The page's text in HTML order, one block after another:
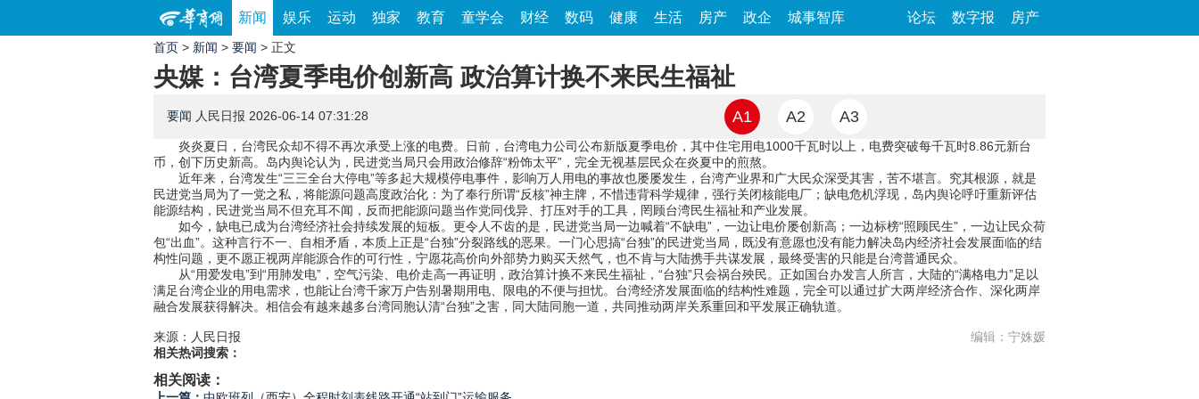
新闻 娱乐 运动 独家 教育 童学会 财经 数码 健康 生活 房产 政企 城事智库 论坛 数字报 房产
首页 > 新闻 > 要闻 > 正文
央媒：台湾夏季电价创新高 政治算计换不来民生福祉
要闻 人民日报 2026-06-14 07:31:28 A1 A2 A3
炎炎夏日，台湾民众却不得不再次承受上涨的电费。日前，台湾电力公司公布新版夏季电价，其中住宅用电1000千瓦时以上，电费突破每千瓦时8.86元新台
币，创下历史新高。岛内舆论认为，民进党当局只会用政治修辞“粉饰太平”，完全无视基层民众在炎夏中的煎熬。
近年来，台湾发生“三三全台大停电”等多起大规模停电事件，影响万人用电的事故也屡屡发生，台湾产业界和广大民众深受其害，苦不堪言。究其根源，就是
民进党当局为了一党之私，将能源问题高度政治化：为了奉行所谓“反核”神主牌，不惜违背科学规律，强行关闭核能电厂；缺电危机浮现，岛内舆论呼吁重新评估
能源结构，民进党当局不但充耳不闻，反而把能源问题当作党同伐异、打压对手的工具，罔顾台湾民生福祉和产业发展。
如今，缺电已成为台湾经济社会持续发展的短板。更令人不齿的是，民进党当局一边喊着“不缺电”，一边让电价屡创新高；一边标榜“照顾民生”，一边让民众荷
包“出血”。这种言行不一、自相矛盾，本质上正是“台独”分裂路线的恶果。一门心思搞“台独”的民进党当局，既没有意愿也没有能力解决岛内经济社会发展面临的结
构性问题，更不愿正视两岸能源合作的可行性，宁愿花高价向外部势力购买天然气，也不肯与大陆携手共谋发展，最终受害的只能是台湾普通民众。
从“用爱发电”到“用肺发电”，空气污染、电价走高一再证明，政治算计换不来民生福祉，“台独”只会祸台殃民。正如国台办发言人所言，大陆的“满格电力”足以
满足台湾企业的用电需求，也能让台湾千家万户告别暑期用电、限电的不便与担忧。台湾经济发展面临的结构性难题，完全可以通过扩大两岸经济合作、深化两岸
融合发展获得解决。相信会有越来越多台湾同胞认清“台独”之害，同大陆同胞一道，共同推动两岸关系重回和平发展正确轨道。
来源：人民日报
编辑：宁姝媛
相关热词搜索：
相关阅读：